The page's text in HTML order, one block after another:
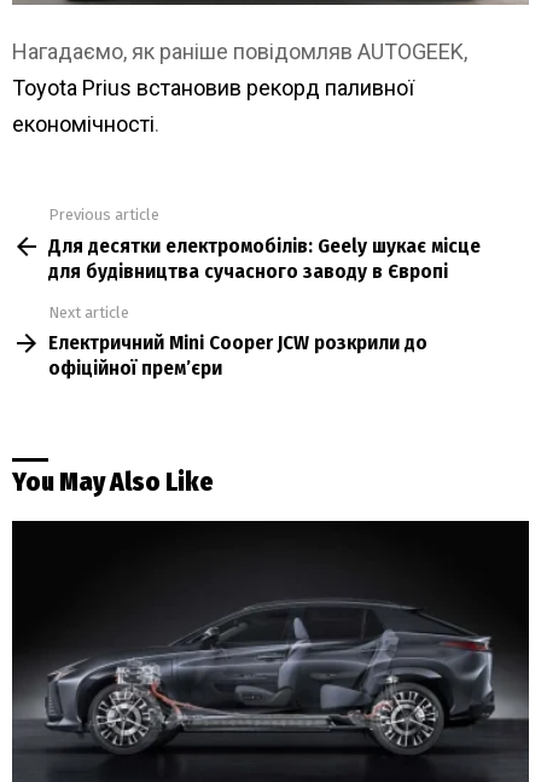
Нагадаємо, як раніше повідомляв AUTOGEEK,
Toyota Prius встановив рекорд паливної
економічності.
more
Previous article
Для десятки електромобілів: Geely шукає місце
для будівництва сучасного заводу в Європі
Next article
Електричний Mini Cooper JCW розкрили до
офіційної прем’єри
You May Also Like